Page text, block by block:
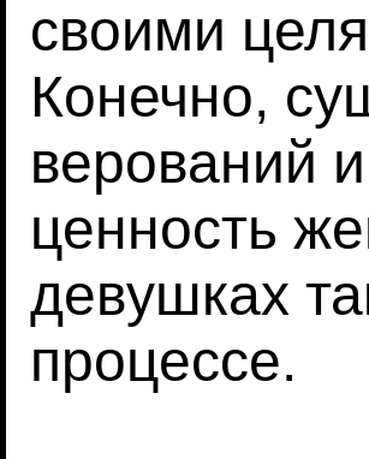
своими
Конечно,
верований
ценность
девушках
процессе.